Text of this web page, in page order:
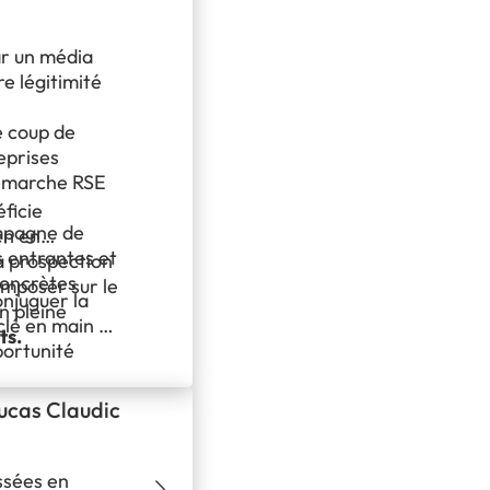
un média
légitimité
coup de
RSE
de
entrantes et
en
prospection
sur le
pleine la
en main et
de
Claudic
en